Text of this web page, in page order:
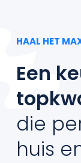
HAAL HET
Een
die
huis